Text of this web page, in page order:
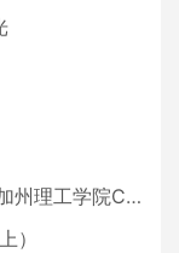
博士生活 [上集]
）